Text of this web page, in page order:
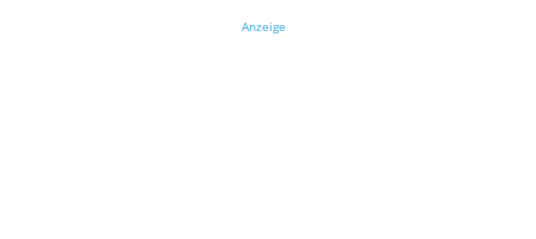
Anzeige